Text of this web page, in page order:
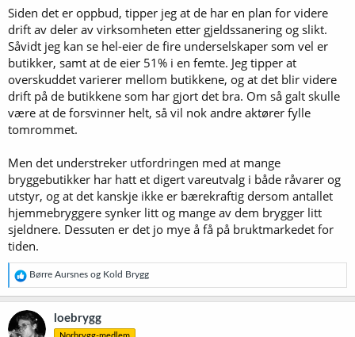
Siden det er oppbud, tipper jeg at de har en plan for videre
drift av deler av virksomheten etter gjeldssanering og slikt.
Såvidt jeg kan se hel-eier de fire underselskaper som vel er
butikker, samt at de eier 51% i en femte. Jeg tipper at
overskuddet varierer mellom butikkene, og at det blir videre
drift på de butikkene som har gjort det bra. Om så galt skulle
være at de forsvinner helt, så vil nok andre aktører fylle
tomrommet.
Men det understreker utfordringen med at mange
bryggebutikker har hatt et digert vareutvalg i både råvarer og
utstyr, og at det kanskje ikke er bærekraftig dersom antallet
hjemmebryggere synker litt og mange av dem brygger litt
sjeldnere. Dessuten er det jo mye å få på bruktmarkedet for
tiden.
R
e
a
k
s
Børre Aursnes og Kold Brygg
loebrygg